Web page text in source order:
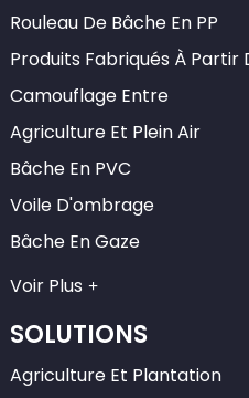
Rouleau De Bâche En PP
Produits Fabriqués À Partir
Camouflage Entre
Agriculture Et Plein Air
Bâche En PVC
Voile D'ombrage
Bâche En Gaze
Voir Plus
SOLUTIONS
Agriculture Et Plantation